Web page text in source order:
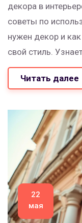
декора в
советы по
нужен декор и
свой стиль.
прочно вошли в
делают ставку
быстро освежить
Читать далее
22
мая